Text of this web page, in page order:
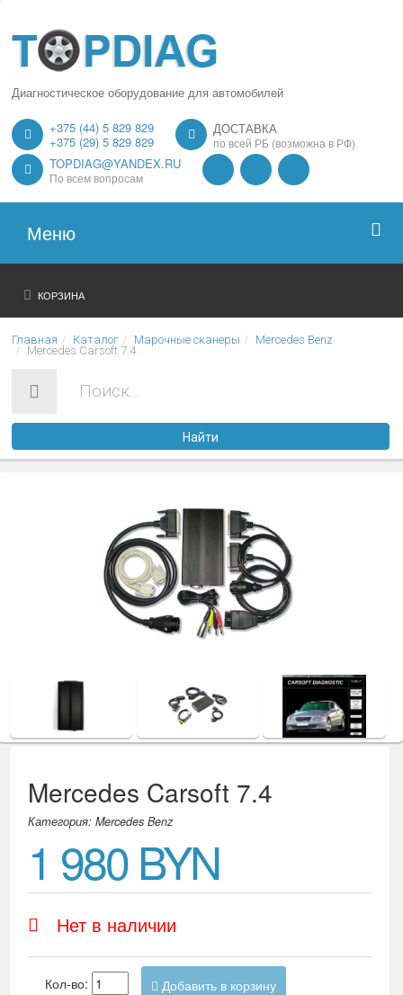
Диагностическое оборудование для автомобилей
+375 (44) 5 829 829
+375 (29) 5 829 829
ДОСТАВКА
по всей РБ (возможна в РФ)
TOPDIAG@YANDEX.RU
По всем вопросам
Меню
Главная
О нас
Оплата
КОРЗИНА
Главная Каталог Марочные сканеры
Mercedes Benz
Mercedes Carsoft 7.4
Найти
Mercedes Carsoft 7.4
Категория: Mercedes Benz
1 980 BYN
Нет в наличии
Кол-во: Добавить в корзину